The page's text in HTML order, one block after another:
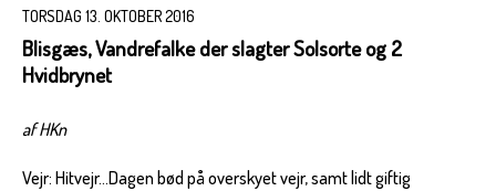
TORSDAG 13. OKTOBER 2016
Blisgæs, Vandrefalke der slagter Solsorte og 2
Hvidbrynet
af HKn
Vejr: Hitvejr...Dagen bød på overskyet vejr, samt lidt giftig